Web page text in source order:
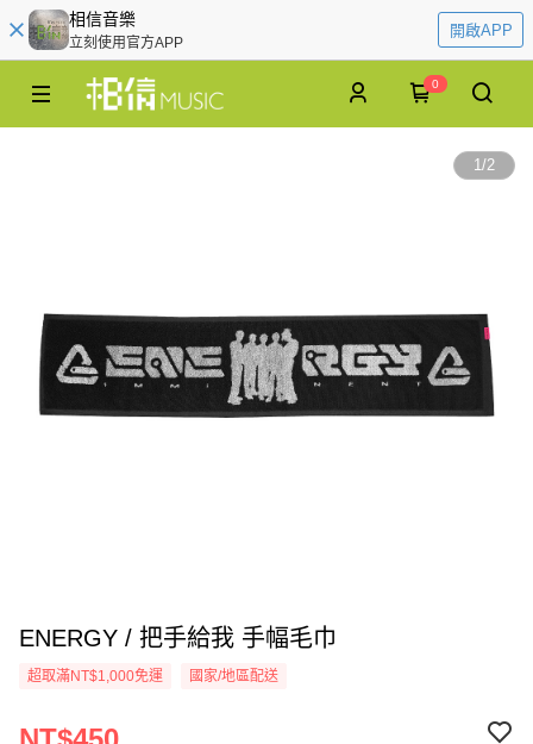
相信音樂
立刻使用官方APP
開啟APP
0
1/2
ENERGY / 把手給我 手幅毛巾
超取滿NT$1,000免運 國家/地區配送